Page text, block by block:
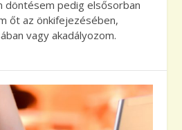
döntésem pedig elsősorban
őt az önkifejezésében,
vagy akadályozom.